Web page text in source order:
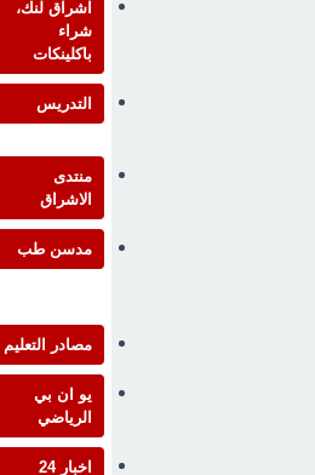
اشراق لنك،
شراء
باكلينكات
التدريس
منتدى
الاشراق
مدسن طب
مصادر التعليم
يو ان بي
الرياضي
اخبار 24